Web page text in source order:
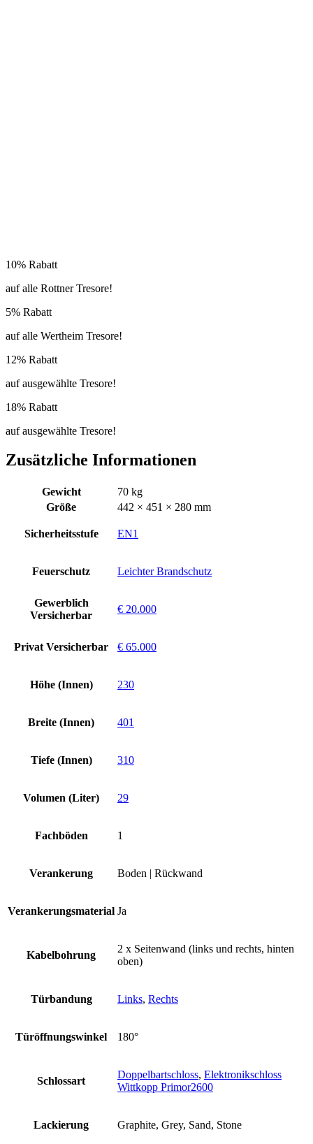
10% Rabatt
auf alle Rottner Tresore!
5% Rabatt
auf alle Wertheim Tresore!
12% Rabatt
auf ausgewählte Tresore!
18% Rabatt
auf ausgewählte Tresore!
Zusätzliche Informationen
Gewicht
70 kg
Größe
442 × 451 × 280 mm
Sicherheitsstufe EN1
Feuerschutz Leichter Brandschutz
Gewerblich
Versicherbar
€ 20.000
Privat Versicherbar € 65.000
Höhe (Innen) 230
Breite (Innen) 401
Tiefe (Innen) 310
Volumen (Liter) 29
Fachböden 1
Verankerung Boden | Rückwand
Verankerungsmaterial Ja
Kabelbohrung
2 x Seitenwand (links und rechts, hinten
oben)
Türbandung Links, Rechts
Türöffnungswinkel 180°
Schlossart
Doppelbartschloss, Elektronikschloss
Wittkopp Primor2600
Lackierung Graphite, Grey, Sand, Stone